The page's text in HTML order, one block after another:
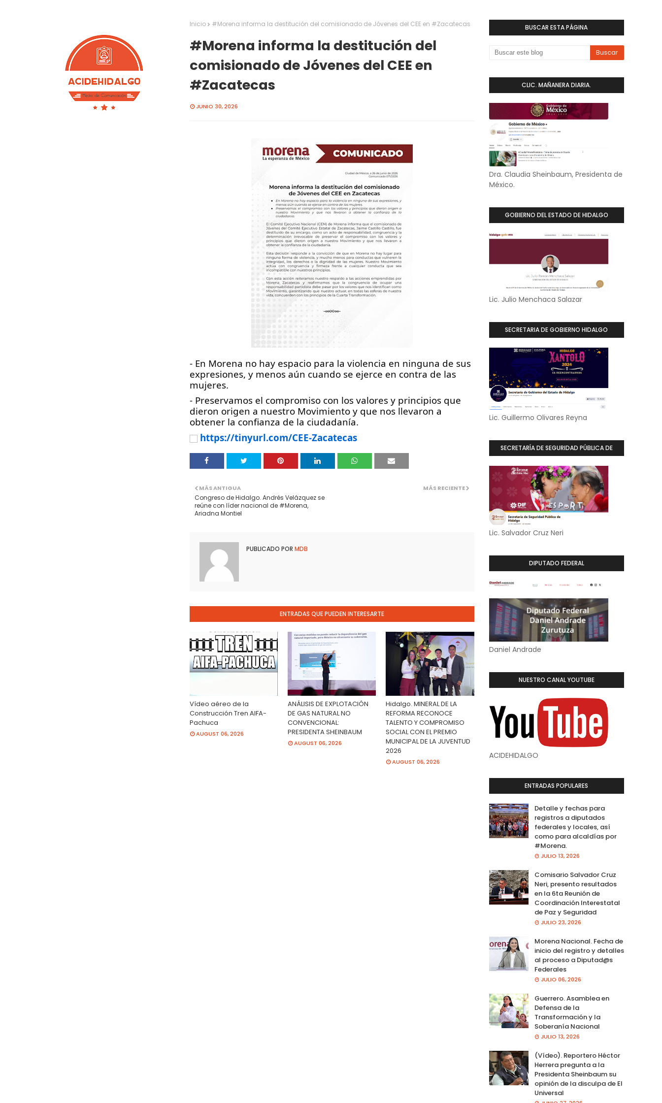
Inicio #Morena informa la destitución del comisionado de Jóvenes del CEE en #Zacatecas
#Morena informa la destitución del
comisionado de Jóvenes del CEE en
#Zacatecas
JUNIO 30, 2026
- En Morena no hay espacio para la violencia en ninguna de sus
expresiones, y menos aún cuando se ejerce en contra de las
mujeres.
- Preservamos el compromiso con los valores y principios que
dieron origen a nuestro Movimiento y que nos llevaron a
obtener la confianza de la ciudadanía.
https://tinyurl.com/CEE-Zacatecas
MÁS RECIENTE
MÁS ANTIGUA
Congreso de Hidalgo. Andrés Velázquez se
reúne con líder nacional de #Morena,
Ariadna Montiel
PUBLICADO POR MDB
ENTRADAS QUE PUEDEN INTERESARTE
Vídeo aéreo de la
Construcción Tren AIFA-
Pachuca
AUGUST 06, 2026
ANÁLISIS DE EXPLOTACIÓN
DE GAS NATURAL NO
CONVENCIONAL:
PRESIDENTA SHEINBAUM
AUGUST 06, 2026
Hidalgo. MINERAL DE LA
REFORMA RECONOCE
TALENTO Y COMPROMISO
SOCIAL CON EL PREMIO
MUNICIPAL DE LA JUVENTUD
2026
AUGUST 06, 2026
BUSCAR ESTA PÁGINA
CLIC. MAÑANERA DIARIA.
Dra. Claudia Sheinbaum, Presidenta de
México.
GOBIERNO DEL ESTADO DE HIDALGO
Lic. Julio Menchaca Salazar
SECRETARIA DE GOBIERNO HIDALGO
Lic. Guillermo Olivares Reyna
SECRETARÍA DE SEGURIDAD PÚBLICA DE
Lic. Salvador Cruz Neri
DIPUTADO FEDERAL
Daniel Andrade
NUESTRO CANAL YOUTUBE
ACIDEHIDALGO
ENTRADAS POPULARES
Detalle y fechas para
registros a diputados
federales y locales, así
como para alcaldías por
#Morena.
JULIO 13, 2026
Comisario Salvador Cruz
Neri, presento resultados
en la 6ta Reunión de
Coordinación Interestatal
de Paz y Seguridad
JULIO 23, 2026
Morena Nacional. Fecha de
inicio del registro y detalles
al proceso a Diputad@s
Federales
JULIO 06, 2026
Guerrero. Asamblea en
Defensa de la
Transformación y la
Soberanía Nacional
JULIO 13, 2026
(Vídeo). Reportero Héctor
Herrera pregunta a la
Presidenta Sheinbaum su
opinión de la disculpa de El
Universal